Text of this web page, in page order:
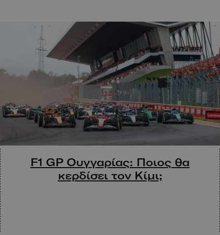
F1 GP Ουγγαρίας: Ποιος θα
κερδίσει τον Κίμι;